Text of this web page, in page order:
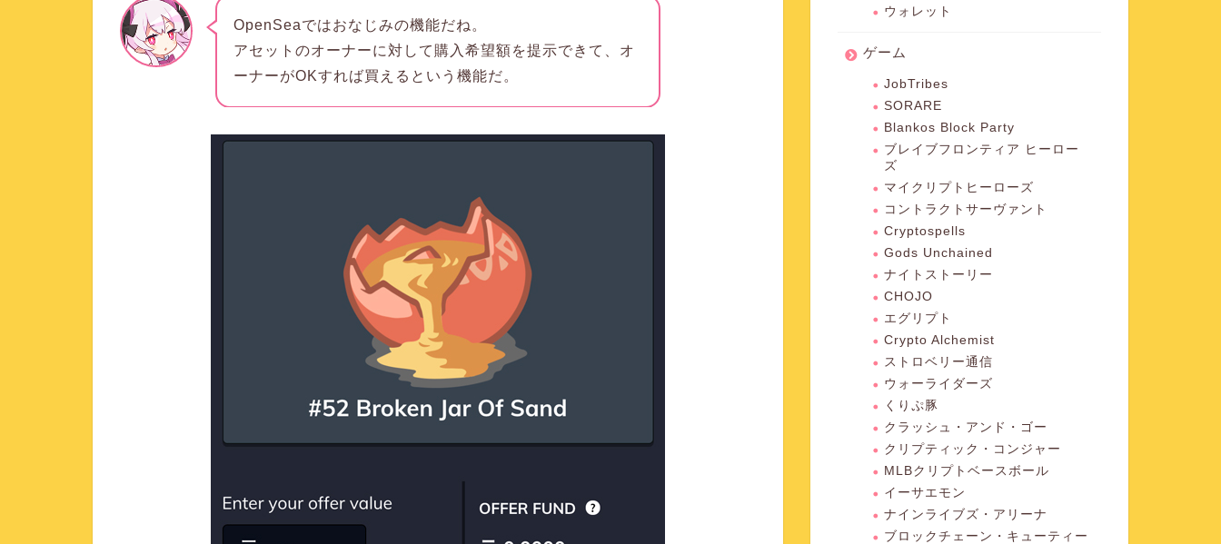
OpenSeaではおなじみの機能だね。
アセットのオーナーに対して購入希望額を提示できて、オ
ーナーがOKすれば買えるという機能だ。
ウォレット
ゲーム
JobTribes
SORARE
Blankos Block Party
ブレイブフロンティア ヒーロー
ズ
マイクリプトヒーローズ
コントラクトサーヴァント
Cryptospells
Gods Unchained
ナイトストーリー
CHOJO
エグリプト
Crypto Alchemist
ストロベリー通信
ウォーライダーズ
くりぷ豚
クラッシュ・アンド・ゴー
クリプティック・コンジャー
MLBクリプトベースボール
イーサエモン
ナインライブズ・アリーナ
ブロックチェーン・キューティー